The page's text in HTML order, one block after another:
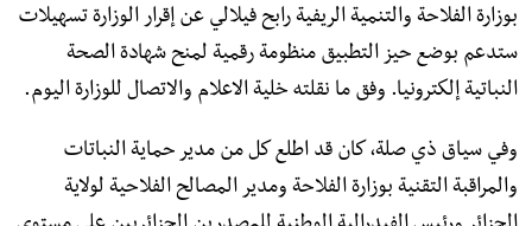
بوزارة الفلاحة والتنمية الريفية رابح فيلالي عن إقرار الوزارة تسهيلات
ستدعم بوضع حيز التطبيق منظومة رقمية لمنح شهادة الصحة
النباتية إلكترونيا. وفق ما نقلته خلية الاعلام والاتصال للوزارة اليوم.
وفي سياق ذي صلة، كان قد اطلع كل من مدير حماية النباتات
والمراقبة التقنية بوزارة الفلاحة ومدير المصالح الفلاحية لولاية